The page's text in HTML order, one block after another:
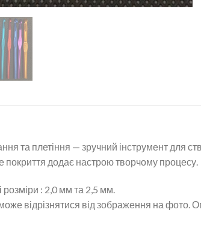
та плетіння — зручний інструмент для
покриття додає настрою творчому процесу.
розміри : 2,0 мм та 2,5 мм.
відрізнятися від зображення на фото.